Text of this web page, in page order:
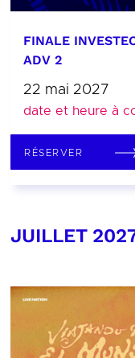
FINALE
ADV 2
22 mai 2027
date et heure à
RÉSERVER
JUILLET